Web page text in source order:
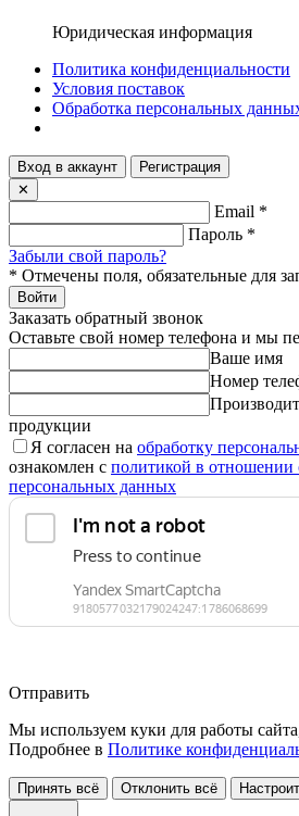
Юридическая информация
Политика конфиденциальности
Условия поставок
Обработка персональных
Вход в аккаунт
Регистрация
✕
Email *
Пароль *
Забыли свой пароль?
* Отмечены поля, обязательные для
Войти
Заказать обратный звонок
Оставьте свой номер телефона и мы
Ваше имя
Номер
продукции
Я согласен на обработку
ознакомлен с политикой в отношении
персональных данных
Отправить
Мы используем куки для работы
Подробнее в Политике
Принять всё Отклонить всё